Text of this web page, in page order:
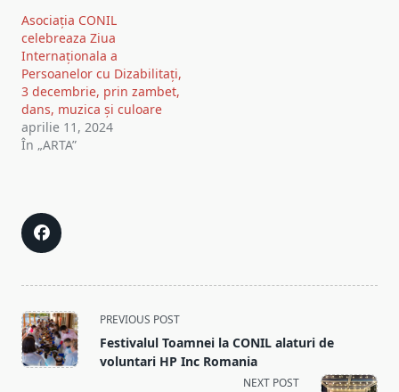
Asociația CONIL
celebreaza Ziua
Internaționala a
Persoanelor cu Dizabilitați,
3 decembrie, prin zambet,
dans, muzica și culoare
aprilie 11, 2024
În „ARTA”
<span
class="nav-
subtitle
PREVIOUS POST
Festivalul Toamnei la CONIL alaturi de
voluntari HP Inc Romania
NEXT POST